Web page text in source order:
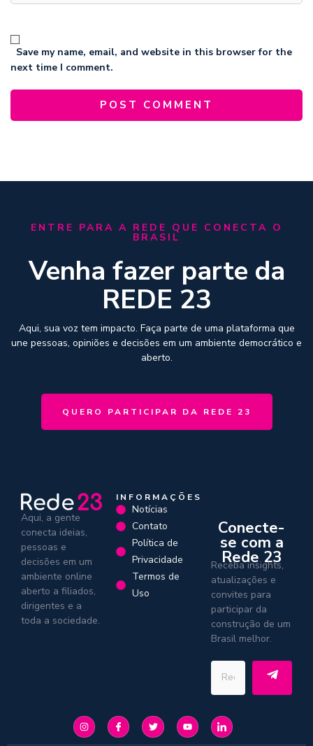
Save my name, email, and website in this browser for the
next time I comment.
ENTRE PARA A REDE QUE CONECTA O
BRASIL
Venha fazer parte da
REDE 23
Aqui, sua voz tem impacto. Faça parte de uma plataforma que
une pessoas, opiniões e decisões em um ambiente democrático e
aberto.
QUERO PARTICIPAR DA REDE 23
Aqui, a gente
conecta ideias,
pessoas e
decisões em um
ambiente online
aberto a filiados,
dirigentes e a
toda a sociedade.
INFORMAÇÕES
Notícias
Contato
Política de
Privacidade
Termos de
Uso
Conecte-
se com a
Rede 23
Receba insights,
atualizações e
convites para
participar da
construção de um
Brasil melhor.